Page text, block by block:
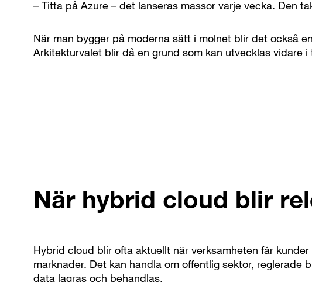
– Titta på Azure – det lanseras massor varje vecka. Den
När man bygger på moderna sätt i molnet blir det också
Arkitekturvalet blir då en grund som kan utvecklas vidare
När hybrid cloud blir
Hybrid cloud blir ofta aktuellt när verksamheten får
marknader. Det kan handla om offentlig sektor, reglerade
data lagras och behandlas.